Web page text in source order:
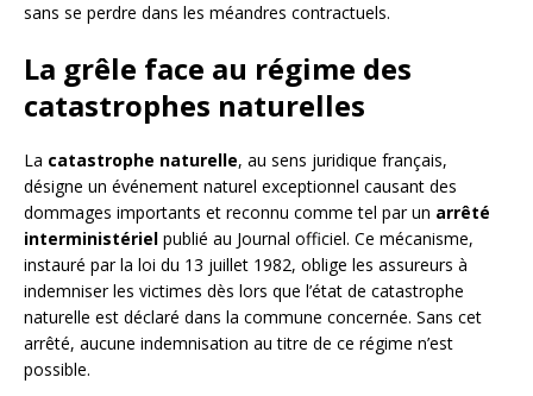
sans se perdre dans les méandres contractuels.
La grêle face au régime des
catastrophes naturelles
La catastrophe naturelle, au sens juridique français,
désigne un événement naturel exceptionnel causant des
dommages importants et reconnu comme tel par un arrêté
interministériel publié au Journal officiel. Ce mécanisme,
instauré par la loi du 13 juillet 1982, oblige les assureurs à
indemniser les victimes dès lors que l’état de catastrophe
naturelle est déclaré dans la commune concernée. Sans cet
arrêté, aucune indemnisation au titre de ce régime n’est
possible.